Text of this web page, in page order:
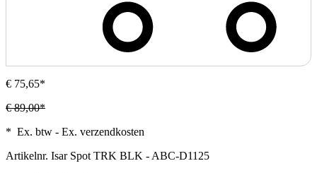
€ 75,65*
€ 89,00*
* Ex. btw - Ex. verzendkosten
Artikelnr. Isar Spot TRK BLK - ABC-D1125